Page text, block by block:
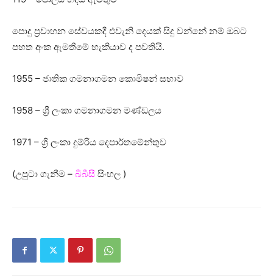
පොදු ප්‍රවාහන සේවයකදී එවැනි දෙයක් සිදු වන්නේ නම් ඔබට
පහත අංක ඇමතීමේ හැකියාව ද පවතියි.
1955 – ජාතික ගමනාගමන කොමිෂන් සභාව
1958 – ශ්‍රී ලංකා ගමනාගමන මණ්ඩලය
1971 – ශ්‍රී ලංකා දුම්රිය දෙපාර්තමේන්තුව
(උපුටා ගැනීම – බීබීසී සිංහල )